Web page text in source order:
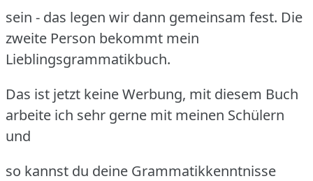
sein - das legen wir dann gemeinsam fest. Die
zweite Person bekommt mein
Lieblingsgrammatikbuch.
Das ist jetzt keine Werbung, mit diesem Buch
arbeite ich sehr gerne mit meinen Schülern
und
so kannst du deine Grammatikkenntnisse